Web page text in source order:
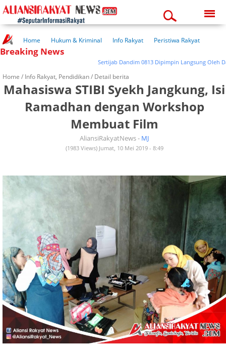
03:36:19 pm
Home Hukum & Kriminal Info Rakyat
Peristiwa Rakyat
Kuliner Rakyat
Wisata Rakyat
Breaking News
Sertijab Dandim 0813 Dipimpin Langsung Oleh
Home / Info Rakyat, Pendidikan/ Detail berita
Mahasiswa STIBI Syekh Jangkung, Isi
Ramadhan dengan Workshop
Membuat Film
AliansiRakyatNews - MJ
(1983 Views) Jumat, 10 Mei 2019 - 8:49